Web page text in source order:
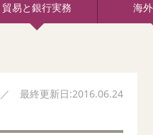
貿易と銀行実務 海
最終更新日:2016.06.24